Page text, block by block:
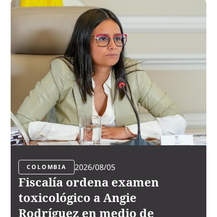
COLOMBIA 2026/08/05
Fiscalía ordena examen
toxicológico a Angie
Rodríguez en medio de